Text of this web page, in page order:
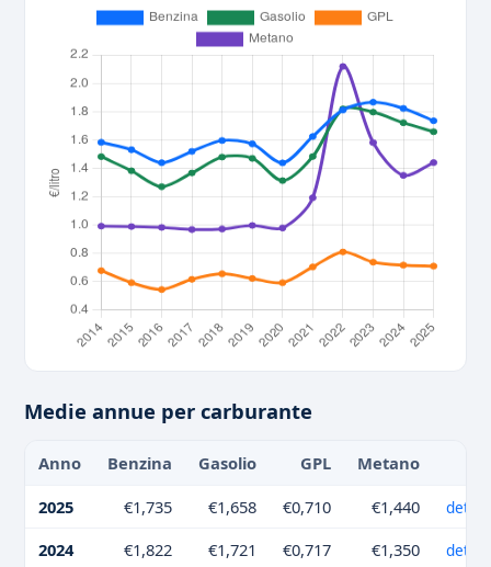
Medie annue per carburante
Anno Benzina Gasolio GPL
Metano
2025
€1,735 €1,658 €0,710 €1,440
2024 €1,822 €1,721 €0,717 €1,350